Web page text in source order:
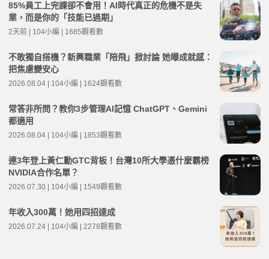
85%員工上完課卻不會用！AI時代真正的危機不是失
業，而是你的「技能已過期」
2天前 | 104小編 | 1685觀看數
不敢獨自搭機？新興職業「陪飛」掀討論 她曝成就感：
把焦慮變安心
2026.08.04 | 104小編 | 1624觀看數
常答非所問？教你3步管理AI記憶 ChatGPT、Gemini
都適用
2026.08.04 | 104小編 | 1853觀看數
連3年登上黃仁勳GTC背板！台灣10所大學憑什麼霸榜
NVIDIA合作名單？
2026.07.30 | 104小編 | 1549觀看數
年收入300萬！她用四招達成
2026.07.24 | 104小編 | 2278觀看數